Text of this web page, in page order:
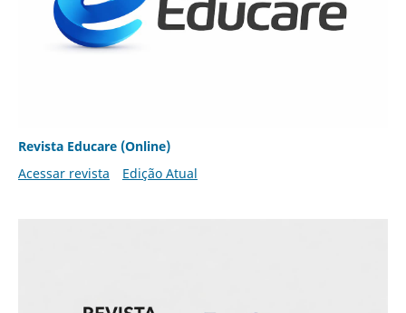
Revista Educare (Online)
Acessar revista
Edição Atual